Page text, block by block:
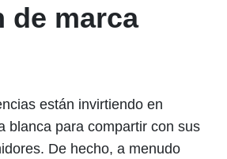
de marca
están invirtiendo en
blanca para compartir con sus
De hecho, a menudo